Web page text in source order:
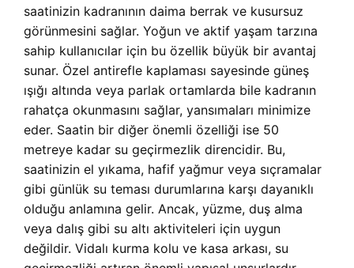
saatinizin kadranının daima berrak ve kusursuz
görünmesini sağlar. Yoğun ve aktif yaşam tarzına
sahip kullanıcılar için bu özellik büyük bir avantaj
sunar. Özel antirefle kaplaması sayesinde güneş
ışığı altında veya parlak ortamlarda bile kadranın
rahatça okunmasını sağlar, yansımaları minimize
eder. Saatin bir diğer önemli özelliği ise 50
metreye kadar su geçirmezlik direncidir. Bu,
saatinizin el yıkama, hafif yağmur veya sıçramalar
gibi günlük su teması durumlarına karşı dayanıklı
olduğu anlamına gelir. Ancak, yüzme, duş alma
veya dalış gibi su altı aktiviteleri için uygun
değildir. Vidalı kurma kolu ve kasa arkası, su